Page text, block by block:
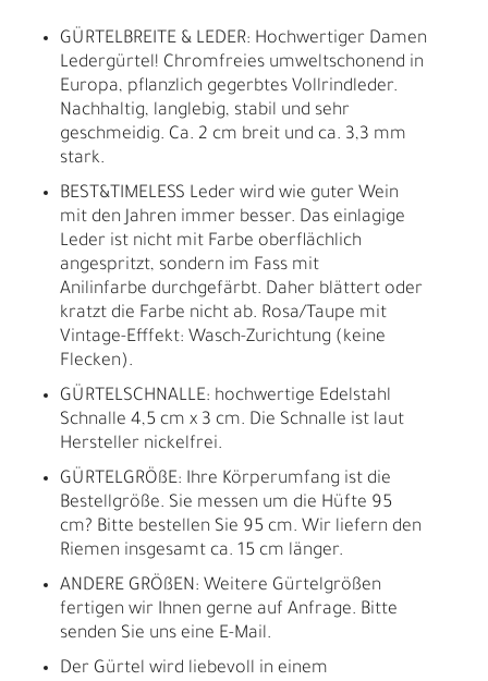
GÜRTELBREITE & LEDER: Hochwertiger Damen
Ledergürtel! Chromfreies umweltschonend in
Europa, pflanzlich gegerbtes Vollrindleder.
Nachhaltig, langlebig, stabil und sehr
geschmeidig. Ca. 2 cm breit und ca. 3,3 mm
stark.
BEST&TIMELESS Leder wird wie guter Wein
mit den Jahren immer besser. Das einlagige
Leder ist nicht mit Farbe oberflächlich
angespritzt, sondern im Fass mit
Anilinfarbe durchgefärbt. Daher blättert oder
kratzt die Farbe nicht ab. Rosa/Taupe mit
Vintage-Efffekt: Wasch-Zurichtung (keine
Flecken).
GÜRTELSCHNALLE: hochwertige Edelstahl
Schnalle 4,5 cm x 3 cm. Die Schnalle ist laut
Hersteller nickelfrei.
GÜRTELGRÖßE: Ihre Körperumfang ist die
Bestellgröße. Sie messen um die Hüfte 95
cm? Bitte bestellen Sie 95 cm. Wir liefern den
Riemen insgesamt ca. 15 cm länger.
ANDERE GRÖßEN: Weitere Gürtelgrößen
fertigen wir Ihnen gerne auf Anfrage. Bitte
senden Sie uns eine E-Mail.
Der Gürtel wird liebevoll in einem